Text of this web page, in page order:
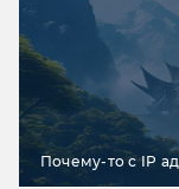
Почему-то с IP